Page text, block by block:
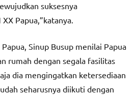
suksesnya
Papua,”katanya.
Sinup Busup menilai Papua
rumah dengan segala fasilitas
dia mengingatkan ketersediaan
seharusnya diikuti dengan